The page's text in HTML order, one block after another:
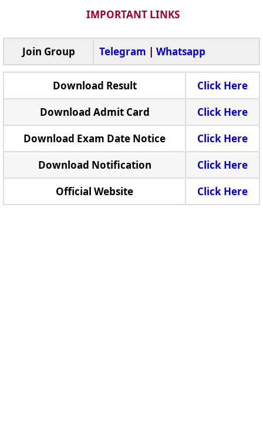
IMPORTANT LINKS
Join Group Telegram | Whatsapp
Download Result
Click Here
Download Admit Card
Click Here
Download Exam Date Notice
Click Here
Download Notification
Click Here
Official Website
Click Here